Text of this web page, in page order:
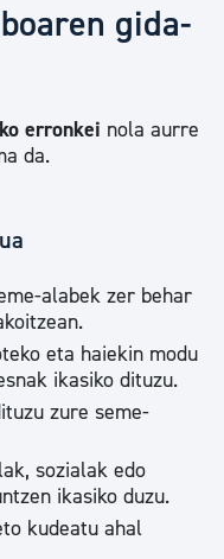
gida-
erronkei nola aurre
da.
alabek zer behar
eta haiekin modu
ikasiko dituzu.
zure seme-
sozialak edo
ikasiko duzu.
kudeatu ahal